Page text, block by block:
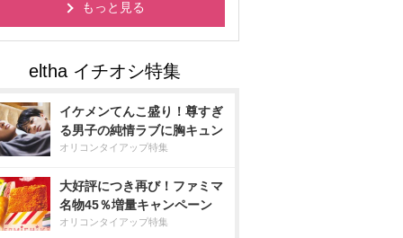
もっと見る
イケメンてんこ盛り！尊すぎ
る男子の純情ラブに胸キュン
オリコンタイアップ特集
大好評につき再び！ファミマ
名物45％増量キャンペーン
オリコンタイアップ特集